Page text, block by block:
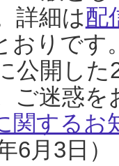
詳細は配
おりです
公開し
ご迷惑
関するお
6月3日）